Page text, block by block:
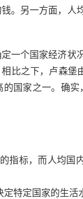
。另一方面，人
一个国家经济状
比之下，卢森
国家之一。确
指标，而人均国
特定国家的生活